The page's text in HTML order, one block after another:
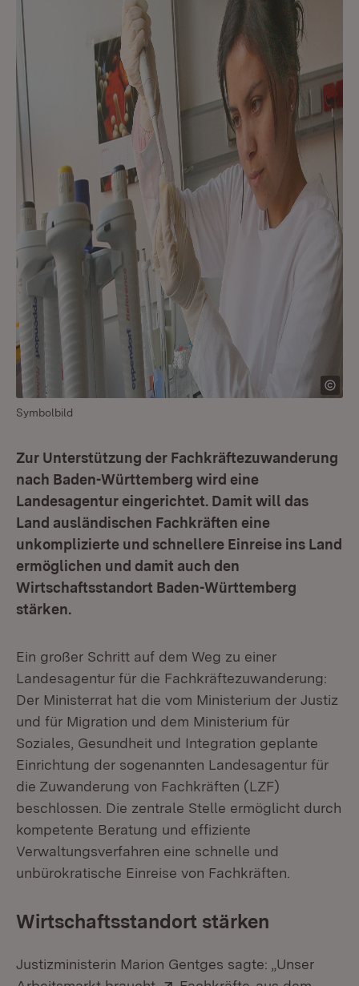
Symbolbild
Zur Unterstützung der Fachkräftezuwanderung
nach Baden-Württemberg wird eine
Landesagentur eingerichtet. Damit will das
Land ausländischen Fachkräften eine
unkomplizierte und schnellere Einreise ins Land
ermöglichen und damit auch den
Wirtschaftsstandort Baden-Württemberg
stärken.
Ein großer Schritt auf dem Weg zu einer
Landesagentur für die Fachkräftezuwanderung:
Der Ministerrat hat die vom Ministerium der Justiz
und für Migration und dem Ministerium für
Soziales, Gesundheit und Integration geplante
Einrichtung der sogenannten Landesagentur für
die Zuwanderung von Fachkräften (LZF)
beschlossen. Die zentrale Stelle ermöglicht durch
kompetente Beratung und effiziente
Verwaltungsverfahren eine schnelle und
unbürokratische Einreise von Fachkräften.
Wirtschaftsstandort stärken
Justizministerin Marion Gentges sagte: „Unser